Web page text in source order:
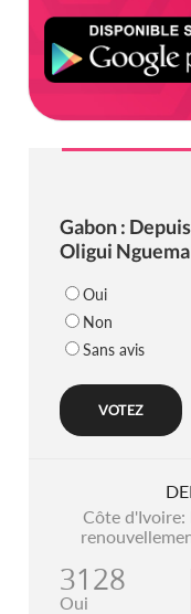
Gabon :
Oligui
Oui
Non
Sans avis
Côte d'Ivoire:
3128
Oui